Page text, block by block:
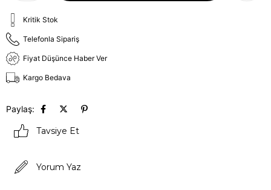
Kritik Stok
Telefonla Sipariş
Fiyat Düşünce Haber Ver
Kargo Bedava
Paylaş:
Tavsiye Et
Yorum Yaz